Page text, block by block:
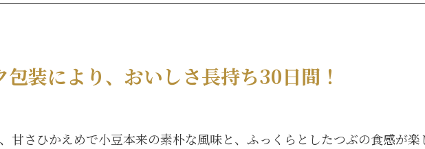
包装により、おいしさ長持ち30日間！
甘さひかえめで小豆本来の素朴な風味と、ふっくらとしたつぶの食感が楽